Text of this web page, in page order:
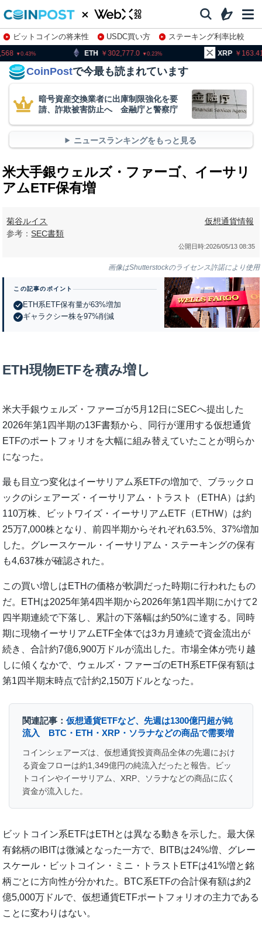
ビットコインの将来性 USDC買い方
ステーキング利率比較
株特集・関連銘柄
302,777.0 XRP 163.41 BNB
CoinPostで今最も読まれています
暗号資産交換業者に出庫制限強化を要
請、詐欺被害防止へ 金融庁と警察庁
ニュースランキングをもっと見る
米大手銀ウェルズ・ファーゴ、イーサリ
アムETF保有増
菊谷ルイス
参考： SEC書類
仮想通貨情報
公開日時:2026/05/13 08:35
画像はShutterstockのライセンス許諾により使用
この記事のポイント
ETH系ETF保有量が63%増加
ギャラクシー株を97%削減
ETH現物ETFを積み増し
米大手銀ウェルズ・ファーゴが5月12日にSECへ提出した
2026年第1四半期の13F書類から、同行が運用する仮想通貨
ETFのポートフォリオを大幅に組み替えていたことが明らか
になった。
最も目立つ変化はイーサリアム系ETFの増加で、ブラックロ
ックのiシェアーズ・イーサリアム・トラスト（ETHA）は約
110万株、ビットワイズ・イーサリアムETF（ETHW）は約
25万7,000株となり、前四半期からそれぞれ63.5%、37%増加
した。グレースケール・イーサリアム・ステーキングの保有
も4,637株が確認された。
この買い増しはETHの価格が軟調だった時期に行われたもの
だ。ETHは2025年第4四半期から2026年第1四半期にかけて2
四半期連続で下落し、累計の下落幅は約50%に達する。同時
期に現物イーサリアムETF全体では3カ月連続で資金流出が
続き、合計約7億6,900万ドルが流出した。市場全体が売り越
しに傾くなかで、ウェルズ・ファーゴのETH系ETF保有額は
第1四半期末時点で計約2,150万ドルとなった。
関連記事：仮想通貨ETFなど、先週は1300億円超が純
流入 BTC・ETH・XRP・ソラナなどの商品で需要増
コインシェアーズは、仮想通貨投資商品全体の先週におけ
る資金フローは約1,349億円の純流入だったと報告。ビッ
トコインやイーサリアム、XRP、ソラナなどの商品に広く
資金が流入した。
ビットコイン系ETFはETHとは異なる動きを示した。最大保
有銘柄のIBITは微減となった一方で、BITBは24%増、グレー
スケール・ビットコイン・ミニ・トラストETFは41%増と銘
柄ごとに方向性が分かれた。BTC系ETFの合計保有額は約2
億5,000万ドルで、仮想通貨ETFポートフォリオの主力である
ことに変わりはない。